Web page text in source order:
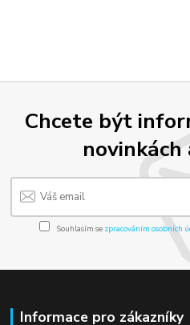
Chcete být
novinkách
Souhlasím se zpracováním osobních
Informace pro zákazníky